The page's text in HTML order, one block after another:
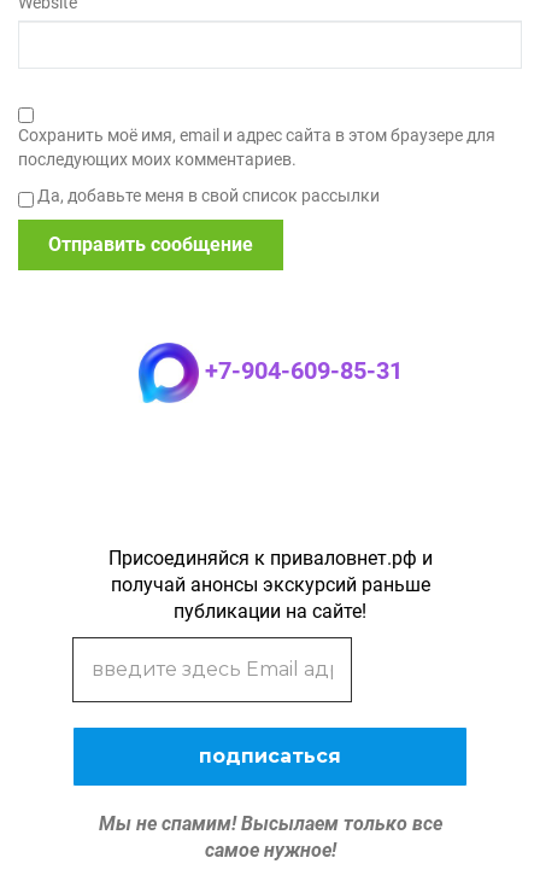
Сохранить моё имя, email и адрес сайта в этом браузере для
последующих моих комментариев.
Да, добавьте меня в свой список рассылки
+7-904-609-85-31
Присоединяйся к приваловнет.рф и
получай анонсы экскурсий раньше
публикации на сайте!
Мы не спамим! Высылаем только все
самое нужное!